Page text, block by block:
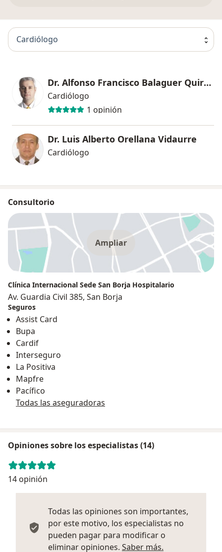
Cardiólogo
Dr. Alfonso Francisco Balaguer Quiroga
Cardiólogo
1 opinión
Dr. Luis Alberto Orellana Vidaurre
Cardiólogo
Consultorio
Ampliar
Clínica Internacional Sede San Borja Hospitalario
Av. Guardia Civil 385, San Borja
Seguros
Assist Card
Bupa
Cardif
Interseguro
La Positiva
Mapfre
Pacífico
Todas las aseguradoras
Opiniones sobre los especialistas (14)
14 opinión
Todas las opiniones son importantes,
por este motivo, los especialistas no
pueden pagar para modificar o
eliminar opiniones. Saber más.